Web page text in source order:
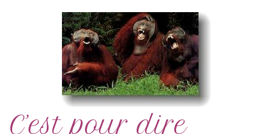
C’est pour dire